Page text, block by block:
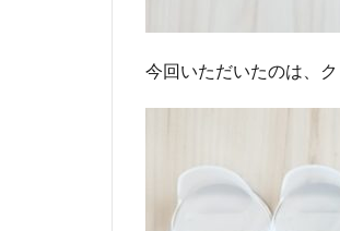
今回いただいたのは、